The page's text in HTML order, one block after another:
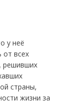
у неё
от всех
решивших
страны,
жизни за